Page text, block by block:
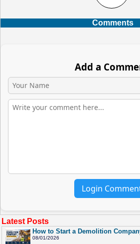
Comments
Add a
Login
Latest Posts
How to Start a Demolition
08/01/2026